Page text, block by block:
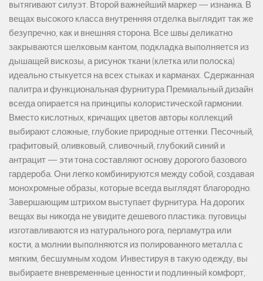
вытягивают силуэт. Второй важнейший маркер — изнанка. В
вещах высокого класса внутренняя отделка выглядит так же
безупречно, как и внешняя сторона. Все швы деликатно
закрываются шелковым кантом, подкладка выполняется из
дышащей вискозы, а рисунок ткани (клетка или полоска)
идеально стыкуется на всех стыках и карманах. Сдержанная
палитра и функциональная фурнитура Премиальный дизайн
всегда опирается на принципы колористической гармонии.
Вместо кислотных, кричащих цветов авторы коллекций
выбирают сложные, глубокие природные оттенки. Песочный,
графитовый, оливковый, сливочный, глубокий синий и
антрацит — эти тона составляют основу дорогого базового
гардероба. Они легко комбинируются между собой, создавая
монохромные образы, которые всегда выглядят благородно.
Завершающим штрихом выступает фурнитура. На дорогих
вещах вы никогда не увидите дешевого пластика: пуговицы
изготавливаются из натурального рога, перламутра или
кости, а молнии выполняются из полированного металла с
мягким, бесшумным ходом. Инвестируя в такую одежду, вы
выбираете вневременные ценности и подлинный комфорт,